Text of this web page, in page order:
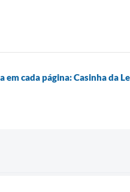
em cada página: Casinha da